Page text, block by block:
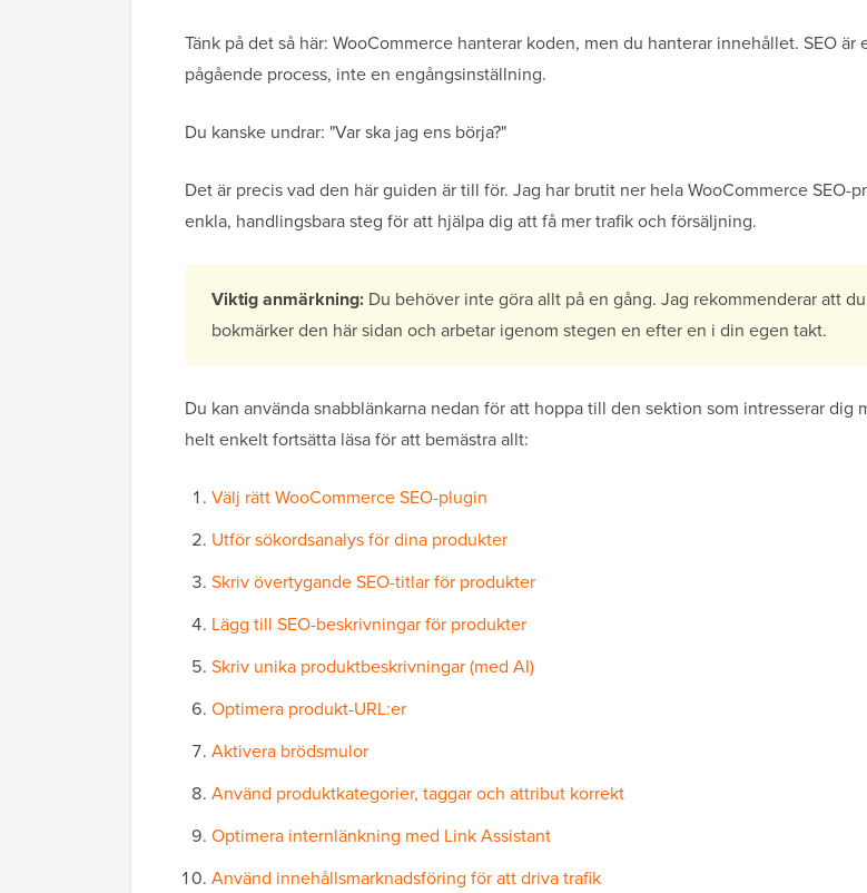
Tänk på det så här: WooCommerce hanterar koden, men du hanterar innehållet. SEO är
pågående process, inte en engångsinställning.
Du kanske undrar: "Var ska jag ens börja?"
Det är precis vad den här guiden är till för. Jag har brutit ner hela WooCommerce SEO-
enkla, handlingsbara steg för att hjälpa dig att få mer trafik och försäljning.
Viktig anmärkning: Du behöver inte göra allt på en gång. Jag rekommenderar att du
bokmärker den här sidan och arbetar igenom stegen en efter en i din egen takt.
Du kan använda snabblänkarna nedan för att hoppa till den sektion som intresserar dig
helt enkelt fortsätta läsa för att bemästra allt:
Välj rätt WooCommerce SEO-plugin
Utför sökordsanalys för dina produkter
Skriv övertygande SEO-titlar för produkter
Lägg till SEO-beskrivningar för produkter
Skriv unika produktbeskrivningar (med AI)
Optimera produkt-URL:er
Aktivera brödsmulor
Använd produktkategorier, taggar och attribut korrekt
Optimera internlänkning med Link Assistant
Använd innehållsmarknadsföring för att driva trafik